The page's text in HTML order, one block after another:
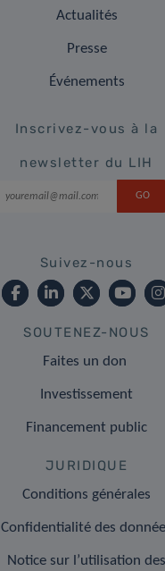
Actualités
Presse
Événements
Inscrivez-vous à la
newsletter du LIH
Suivez-nous
SOUTENEZ-NOUS
Faites un don
Investissement
Financement public
JURIDIQUE
Conditions générales
Confidentialité des
Notice sur l’utilisation des